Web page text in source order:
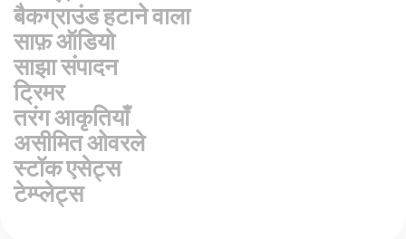
बैकग्राउंड हटाने वाला
साफ़ ऑडियो
साझा संपादन
ट्रिमर
तरंग आकृतियाँ
असीमित ओवरले
स्टॉक एसेट्स
टेम्प्लेट्स